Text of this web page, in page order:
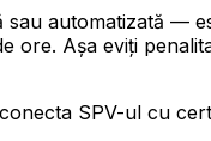
automatizată —
Așa eviți
SPV-ul cu